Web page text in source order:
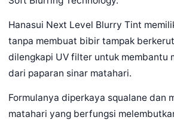
Hanasui Next Level Blurry Tint
tanpa membuat bibir tampak
dilengkapi UV filter untuk membantu
dari paparan sinar matahari.
Formulanya diperkaya squalane dan
matahari yang berfungsi